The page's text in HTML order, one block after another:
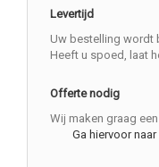
Levertijd
Uw bestelling wordt
Heeft u spoed, laat
Offerte nodig
Wij maken graag
Ga hiervoor